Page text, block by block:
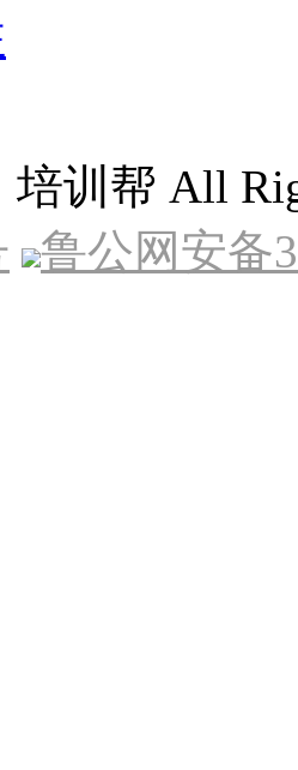
训帮 All
鲁公网安备